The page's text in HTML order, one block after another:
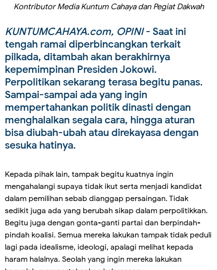
Kontributor Media Kuntum Cahaya dan Pegiat Dakwah
KUNTUMCAHAYA.com, OPINI- Saat ini
tengah ramai diperbincangkan terkait
pilkada, ditambah akan berakhirnya
kepemimpinan Presiden Jokowi.
Perpolitikan sekarang terasa begitu panas.
Sampai-sampai ada yang ingin
mempertahankan politik dinasti dengan
menghalalkan segala cara, hingga aturan
bisa diubah-ubah atau direkayasa dengan
sesuka hatinya.
Kepada pihak lain, tampak begitu kuatnya ingin
mengahalangi supaya tidak ikut serta menjadi kandidat
dalam pemilihan sebab dianggap persaingan. Tidak
sedikit juga ada yang berubah sikap dalam perpolitikkan.
Begitu juga dengan gonta-ganti partai dan berpindah-
pindah koalisi. Semua mereka lakukan tampak tidak peduli
lagi pada idealisme, ideologi, apalagi melihat kepada
haram halalnya. Seolah yang ingin mereka lakukan